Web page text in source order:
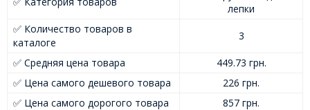
лепки
✅ Количество товаров в
каталоге
3
✅ Средняя цена товара
449.73 грн.
✅ Цена самого дешевого товара
226 грн.
✅ Цена самого дорогого товара
857 грн.